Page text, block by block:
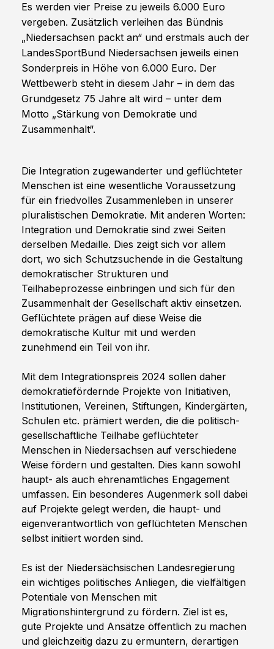
Es werden vier Preise zu jeweils 6.000 Euro
vergeben. Zusätzlich verleihen das Bündnis
„Niedersachsen packt an“ und erstmals auch der
LandesSportBund Niedersachsen jeweils einen
Sonderpreis in Höhe von 6.000 Euro. Der
Wettbewerb steht in diesem Jahr – in dem das
Grundgesetz 75 Jahre alt wird – unter dem
Motto „Stärkung von Demokratie und
Zusammenhalt“.
Die Integration zugewanderter und geflüchteter
Menschen ist eine wesentliche Voraussetzung
für ein friedvolles Zusammenleben in unserer
pluralistischen Demokratie. Mit anderen Worten:
Integration und Demokratie sind zwei Seiten
derselben Medaille. Dies zeigt sich vor allem
dort, wo sich Schutzsuchende in die Gestaltung
demokratischer Strukturen und
Teilhabeprozesse einbringen und sich für den
Zusammenhalt der Gesellschaft aktiv einsetzen.
Geflüchtete prägen auf diese Weise die
demokratische Kultur mit und werden
zunehmend ein Teil von ihr.
Mit dem Integrationspreis 2024 sollen daher
demokratiefördernde Projekte von Initiativen,
Institutionen, Vereinen, Stiftungen, Kindergärten,
Schulen etc. prämiert werden, die die politisch-
gesellschaftliche Teilhabe geflüchteter
Menschen in Niedersachsen auf verschiedene
Weise fördern und gestalten. Dies kann sowohl
haupt- als auch ehrenamtliches Engagement
umfassen. Ein besonderes Augenmerk soll dabei
auf Projekte gelegt werden, die haupt- und
eigenverantwortlich von geflüchteten Menschen
selbst initiiert worden sind.
Es ist der Niedersächsischen Landesregierung
ein wichtiges politisches Anliegen, die vielfältigen
Potentiale von Menschen mit
Migrationshintergrund zu fördern. Ziel ist es,
gute Projekte und Ansätze öffentlich zu machen
und gleichzeitig dazu zu ermuntern, derartigen